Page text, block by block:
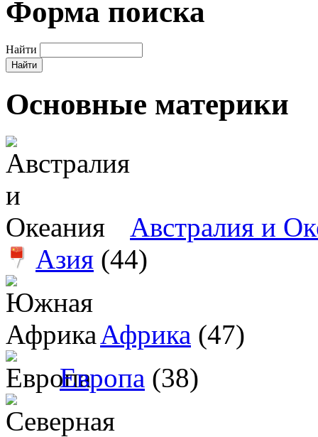
Форма поиска
Найти
Основные материки
Австралия и
Азия (44)
Африка (47)
Европа (38)